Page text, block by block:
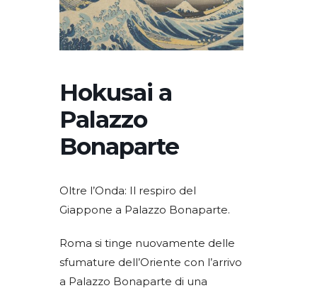
Hokusai a
Palazzo
Bonaparte
Oltre l’Onda: Il respiro del
Giappone a Palazzo Bonaparte.
​Roma si tinge nuovamente delle
sfumature dell’Oriente con l’arrivo
a Palazzo Bonaparte di una